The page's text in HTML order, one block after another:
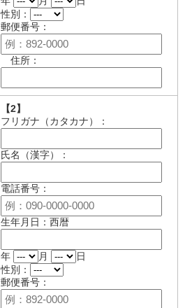
性別：
郵便番号：
住所：
【2】
フリガナ（カタカナ）：
氏名（漢字）：
電話番号：
生年月日：西暦
年 月
日
性別：
郵便番号：